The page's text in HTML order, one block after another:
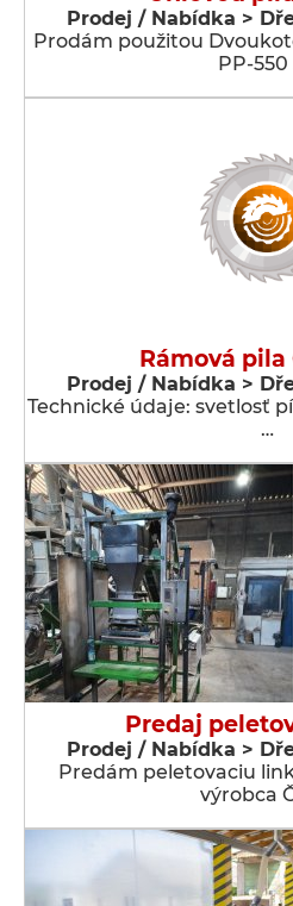
Prodej / Nabídka >
Prodám použitou
PP-550
Rámová pila
Prodej / Nabídka >
Technické údaje: svetlosť
…
Predaj
Prodej / Nabídka >
Predám peletovaciu
výrobca